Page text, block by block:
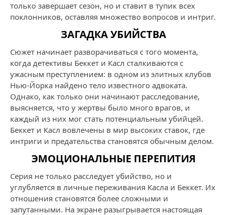
только завершает сезон, но и ставит в тупик всех
поклонников, оставляя множество вопросов и интриг.
ЗАГАДКА УБИЙСТВА
Сюжет начинает разворачиваться с того момента,
когда детективы Беккет и Касл сталкиваются с
ужасным преступлением: в одном из элитных клубов
Нью-Йорка найдено тело известного адвоката.
Однако, как только они начинают расследование,
выясняется, что у жертвы было много врагов, и
каждый из них мог стать потенциальным убийцей.
Беккет и Касл вовлечены в мир высоких ставок, где
интриги и предательства становятся обычным делом.
ЭМОЦИОНАЛЬНЫЕ ПЕРЕПИТИЯ
Серия не только расследует убийство, но и
углубляется в личные переживания Касла и Беккет. Их
отношения становятся более сложными и
запутанными. На экране разыгрывается настоящая